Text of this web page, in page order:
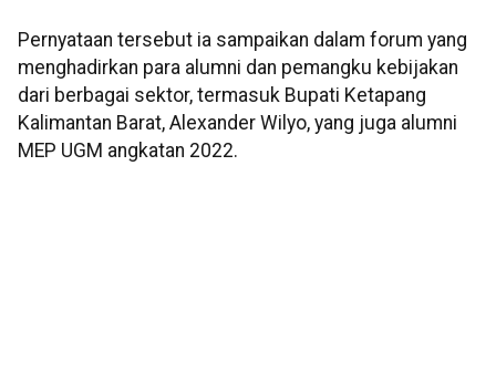
Pernyataan tersebut ia sampaikan dalam forum yang
menghadirkan para alumni dan pemangku kebijakan
dari berbagai sektor, termasuk Bupati Ketapang
Kalimantan Barat, Alexander Wilyo, yang juga alumni
MEP UGM angkatan 2022.